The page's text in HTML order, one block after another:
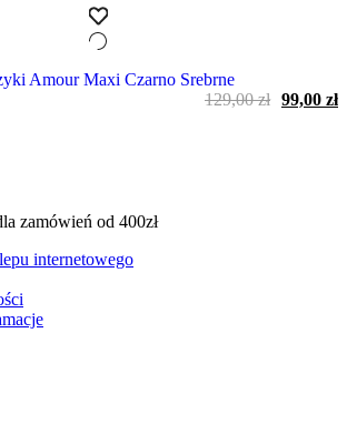
Amour Maxi Czarno Srebrne
129,00zł 99,00 zł
zamówień od 400zł
internetowego